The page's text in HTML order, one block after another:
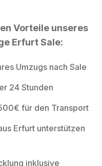
Vorteile unseres
Erfurt Sale:
Umzugs nach Sale
24 Stunden
für den Transport
Erfurt unterstützen
inklusive